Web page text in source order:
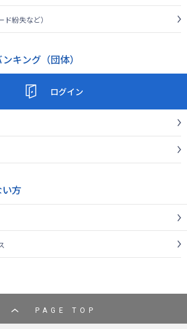
紛失など）
キング（団体）
ログイン
方
PAGE TOP